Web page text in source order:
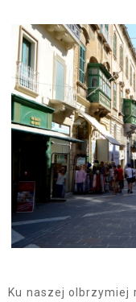
Ku naszej olbrzymiej